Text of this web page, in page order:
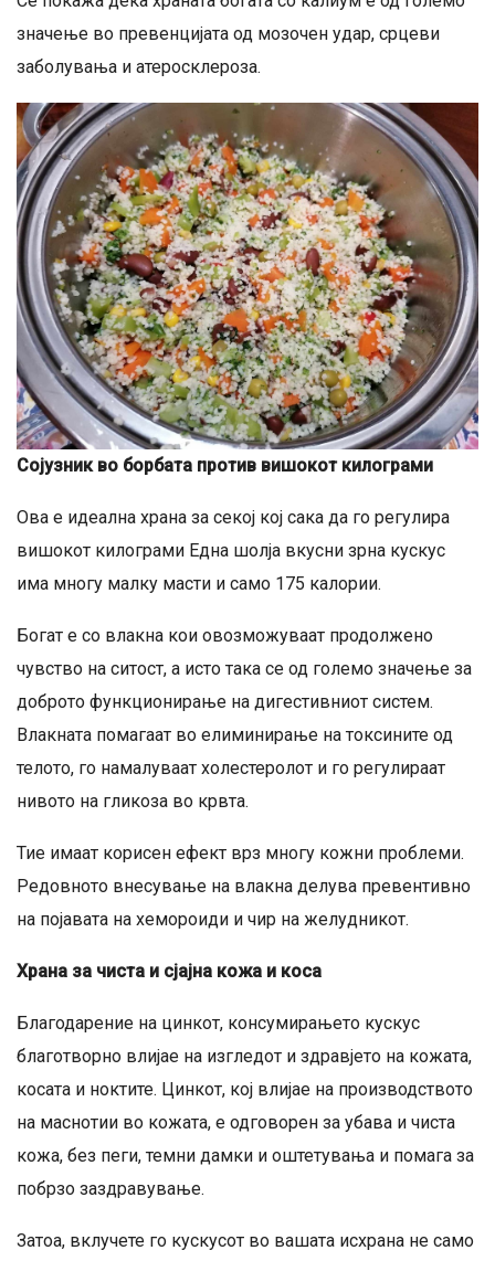
значење во превенцијата од мозочен удар, срцеви
заболувања и атеросклероза.
Сојузник во борбата против вишокот килограми
Ова е идеална храна за секој кој сака да го регулира
вишокот килограми Една шолја вкусни зрна кускус
има многу малку масти и само 175 калории.
Богат е со влакна кои овозможуваат продолжено
чувство на ситост, а исто така се од големо значење за
доброто функционирање на дигестивниот систем.
Влакната помагаат во елиминирање на токсините од
телото, го намалуваат холестеролот и го регулираат
нивото на гликоза во крвта.
Тие имаат корисен ефект врз многу кожни проблеми.
Редовното внесување на влакна делува превентивно
на појавата на хемороиди и чир на желудникот.
Храна за чиста и сјајна кожа и коса
Благодарение на цинкот, консумирањето кускус
благотворно влијае на изгледот и здравјето на кожата,
косата и ноктите. Цинкот, кој влијае на производството
на маснотии во кожата, е одговорен за убава и чиста
кожа, без пеги, темни дамки и оштетувања и помага за
побрзо заздравување.
Затоа, вклучете го кускусот во вашата исхрана не само